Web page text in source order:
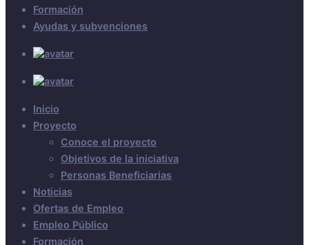
Formación
Ayudas y subvenciones
Inicio
Proyecto
Conoce el proyecto
Objetivos de la iniciativa
Personas Beneficiarias
Noticias
Ofertas de Empleo
Empleo Público
Formación